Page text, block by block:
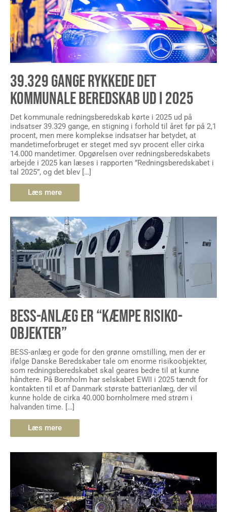
39.329 GANGE RYKKEDE DET
KOMMUNALE BEREDSKAB UD I 2025
Det kommunale redningsberedskab kørte i 2025 ud på
indsatser 39.329 gange, en stigning i forhold til året før på 2,1
procent, men mere komplekse indsatser har betydet, at
mandetimeforbruget er steget med syv procent eller cirka
14.000 mandetimer. Opgørelsen over redningsberedskabets
arbejde i 2025 kan læses i rapporten ”Redningsberedskabet i
tal 2025”, og det blev […]
Læs mere
BESS-ANLÆG ER “KÆMPE RISIKO-
OBJEKTER”
BESS-anlæg er gode for den grønne omstilling, men der er
ifølge Danske Beredskaber tale om enorme risikoobjekter,
som redningsberedskabet skal geares bedre til at kunne
håndtere. På Bornholm har selskabet EWII i 2025 tændt for
kontakten til et af Danmark største batterianlæg, der vil
kunne holde de cirka 40.000 bornholmere med strøm i
halvanden time. […]
Læs mere